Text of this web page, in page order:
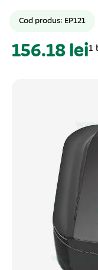
Cod produs: EP121
156.18 lei1